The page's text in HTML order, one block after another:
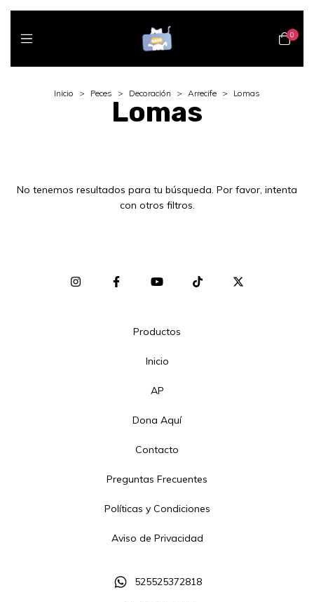
0
Inicio > Peces > Decoración > Arrecife > Lomas
Lomas
No tenemos resultados para tu búsqueda. Por favor, intenta
con otros filtros.
Productos
Inicio
AP
Dona Aquí
Contacto
Preguntas Frecuentes
Políticas y Condiciones
Aviso de Privacidad
525525372818